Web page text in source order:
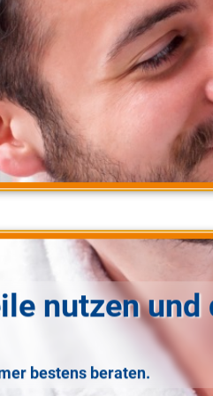
nutzen und
bestens beraten.